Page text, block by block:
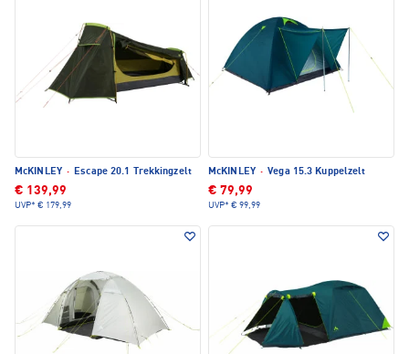
McKINLEY · Escape 20.1 Trekkingzelt
€ 139,99
UVP* € 179,99
McKINLEY · Vega 15.3 Kuppelzelt
€ 79,99
UVP* € 99,99